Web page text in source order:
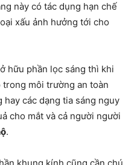
này có tác dụng hạn chế
xấu ảnh hưởng tới cho
hữu phần lọc sáng thì khi
môi trường an toàn
hay các dạng tia sáng nguy
cho mắt và cả người người
.